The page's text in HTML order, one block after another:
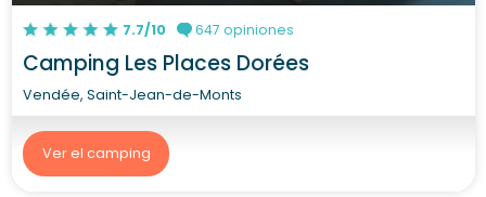
7.7/10 647 opiniones
Camping Les Places Dorées
Vendée, Saint-Jean-de-Monts
Ver el camping